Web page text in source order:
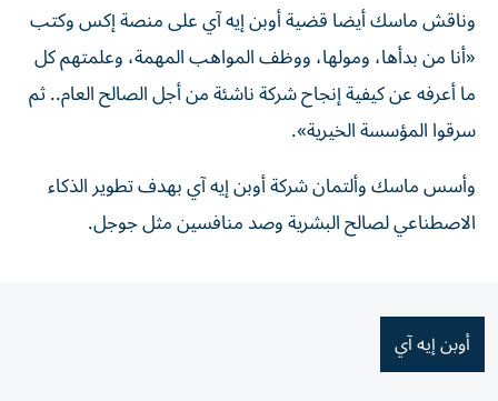
وناقش ماسك أيضا قضية أوبن إيه آي على ​منصة إكس وكتب
«أنا من بدأها، ومولها، ووظف المواهب المهمة، وعلمتهم كل
ما أعرفه عن كيفية إنجاح شركة ناشئة من أجل الصالح العام.. ثم
سرقوا المؤسسة الخيرية».
وأسس ماسك وألتمان شركة أوبن إيه آي بهدف تطوير ⁠الذكاء
الاصطناعي لصالح البشرية وصد منافسين مثل جوجل.
أوبن إيه آي